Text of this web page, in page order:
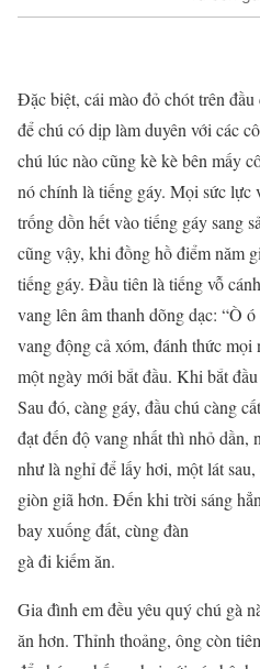
Đặc biệt, cái mào đỏ chót trên
để chú có dịp làm duyên với các
chú lúc nào cũng kè kè bên mấy
nó chính là tiếng gáy. Mọi sức lực
trống dồn hết vào tiếng gáy sang
cũng vậy, khi đồng hồ điểm năm
tiếng gáy. Đầu tiên là tiếng vỗ
vang lên âm thanh dõng dạc: “Ò
vang động cả xóm, đánh thức
một ngày mới bắt đầu. Khi bắt
Sau đó, càng gáy, đầu chú càng
đạt đến độ vang nhất thì nhỏ dần,
như là nghỉ để lấy hơi, một lát
giòn giã hơn. Đến khi trời sáng
bay xuống đất, cùng đàn
gà đi kiếm ăn.
Gia đình em đều yêu quý chú gà
ăn hơn. Thỉnh thoảng, ông còn